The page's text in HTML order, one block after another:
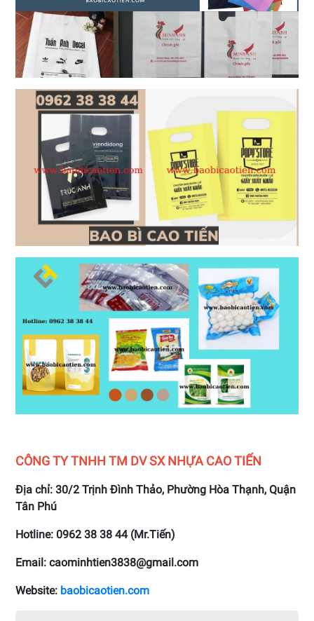
CÔNG TY TNHH TM DV SX NHỰA CAO TIẾN
Địa chỉ: 30/2 Trịnh Đình Thảo, Phường Hòa Thạnh, Quận
Tân Phú
Hotline: 0962 38 38 44 (Mr.Tiến)
Email: caominhtien3838@gmail.com
Website: baobicaotien.com